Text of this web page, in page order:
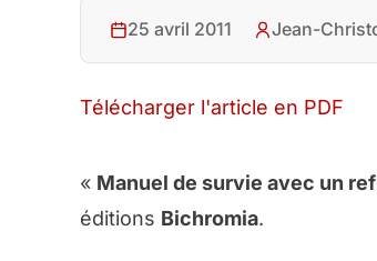
25 avril 2011 Jean-
Télécharger l'article en PDF
« Manuel de survie avec un
éditions Bichromia.